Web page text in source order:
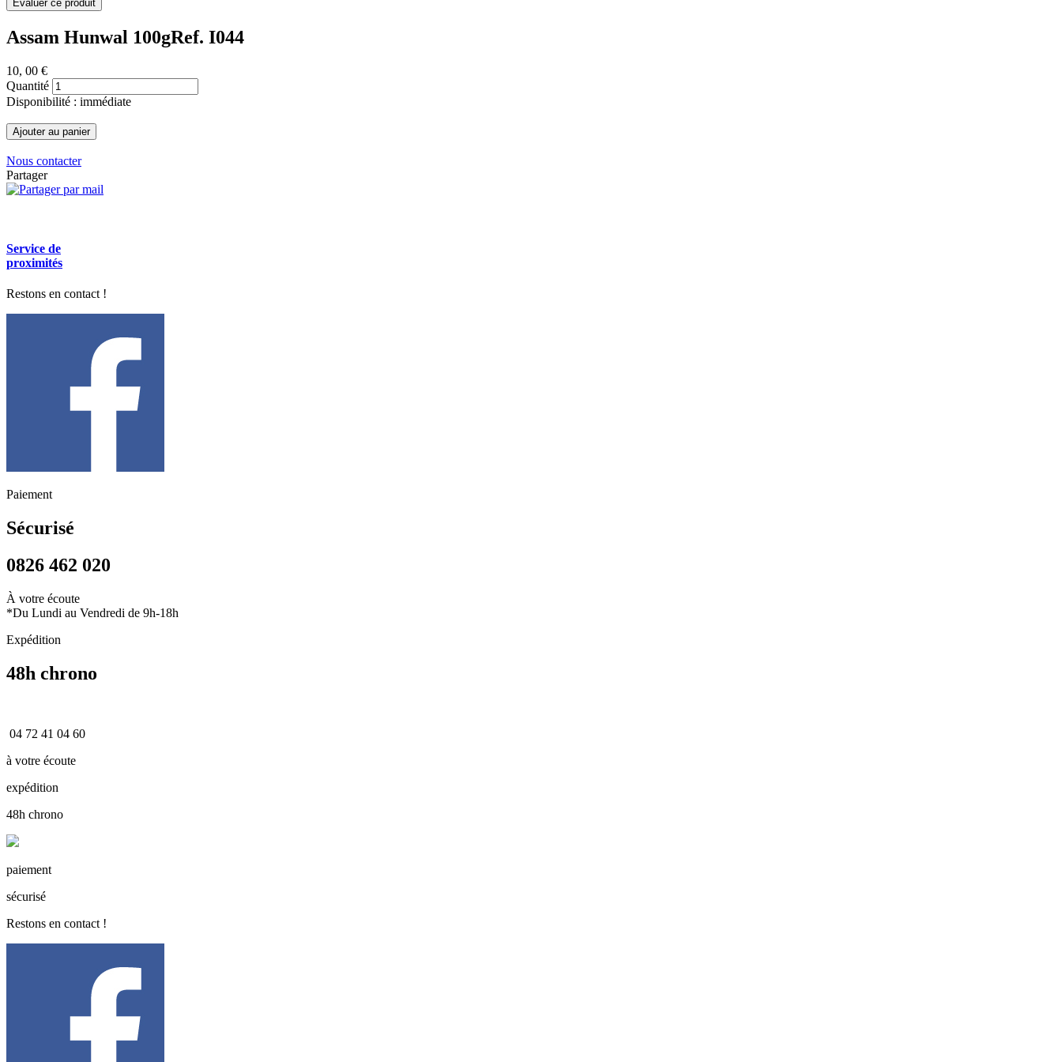
Assam Hunwal 100gRef. I044
10, 00 €
Quantité
Disponibilité : immédiate
Nous contacter
Partager
Service de
proximités
Restons en contact !
Paiement
Sécurisé
0826 462 020
À votre écoute
*Du Lundi au Vendredi de 9h-18h
Expédition
48h chrono
04 72 41 04 60
à votre écoute
expédition
48h chrono
paiement
sécurisé
Restons en contact !